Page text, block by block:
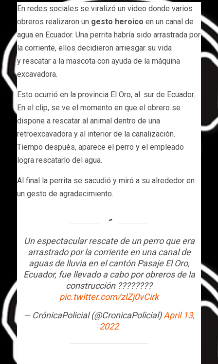
En redes sociales se viralizó un video donde varios
obreros realizaron un gesto heroico en un canal de
agua en Ecuador. Una perrita habría sido arrastrada por
la corriente, ellos decidieron arriesgar su vida
y rescatar a la mascota con ayuda de la máquina
excavadora.
Esto ocurrió en la provincia El Oro, al. sur de Ecuador.
En el clip, se ve el momento en que el obrero se
dispone a rescatar al animal dentro de una
retroexcavadora y al interior de la canalización.
Tiempo después, aparece el perro y el empleado
logra rescatarlo del agua.
Al final la perrita se sacudió y miró a su alrededor en
un gesto de agradecimiento.
Un espectacular rescate de un perro que era
arrastrado por la corriente en una canal de
aguas de lluvia en el cantón Pasaje El Oro,
Ecuador, fue llevado a cabo por obreros de la
construcción ????????
pic.twitter.com/zlZj0vCirk
— CrónicaPolicial (@CronicaPolicial)April 13,
2022